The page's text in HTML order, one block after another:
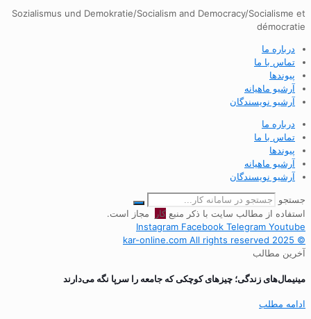
Sozialismus und Demokratie/Socialism and Democracy/Socialisme et
démocratie
درباره ما
تماس با ما
پیوندها
آرشیو ماهیانه
آرشیو نویسندگان
درباره ما
تماس با ما
پیوندها
آرشیو ماهیانه
آرشیو نویسندگان
جستجو
استفاده از مطالب سایت با ذکر منبعکار
مجاز است.
Instagram Facebook Telegram Youtube
© 2025 kar-online.com All rights reserved
آخرین مطالب
مینیمال‌های زندگی؛ چیزهای کوچکی که جامعه را سرپا نگه می‌دارند
ادامه مطلب